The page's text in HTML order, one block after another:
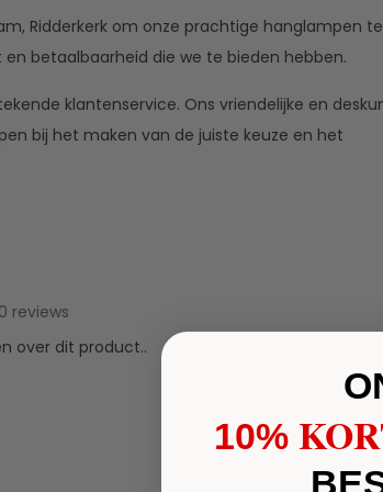
Ridderkerk om onze prachtige hanglampen te
betaalbaarheid die we te bieden hebben.
klantenservice. Ons vriendelijke en
bij het maken van de juiste keuze en het
reviews
over dit product..
10%​